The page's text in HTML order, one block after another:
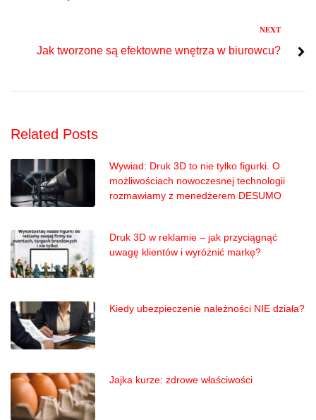
NEXT
Jak tworzone są efektowne wnętrza w biurowcu?
Related Posts
Wywiad: Druk 3D to nie tylko figurki. O
możliwościach nowoczesnej technologii
rozmawiamy z menedżerem DESUMO
Druk 3D w reklamie – jak przyciągnąć
uwagę klientów i wyróżnić markę?
Kiedy ubezpieczenie należności NIE działa?
Jajka kurze: zdrowe właściwości